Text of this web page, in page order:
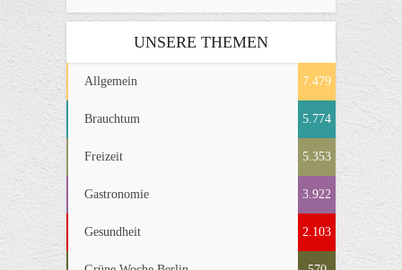
UNSERE THEMEN
Allgemein 7.479
Brauchtum 5.774
Freizeit 5.353
Gastronomie 3.922
Gesundheit 2.103